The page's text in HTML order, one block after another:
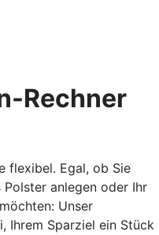
Rechner
flexibel. Egal, ob Sie
anlegen oder Ihr
Unser
Ihrem Sparziel ein Stück